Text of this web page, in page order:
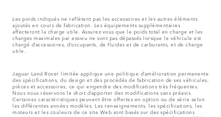
Les poids indiqués ne reflètent pas les accessoires et les autres éléments
ajoutés en cours de fabrication. Les équipements supplémentaires
affecteront la charge utile. Assurez-vous que le poids total en charge et les
charges maximales par essieu ne sont pas dépassés lorsque le véhicule est
chargé d’accessoires, d’occupants, de fluides et de carburants, et de charge
utile.
Jaguar Land Rover limitée applique une politique d’amélioration permanente
des spécifications, du design et des procédés de fabrication de ses véhicules,
pièces et accessoires, ce qui engendre des modifications très fréquentes.
Nous nous réservons le droit d’apporter des modifications sans préavis.
Certaines caractéristiques peuvent être offertes en option ou de série selon
les différentes années modèles. Les renseignements, les spécifications, les
moteurs et les couleurs de ce site Web sont basés sur des spécifications